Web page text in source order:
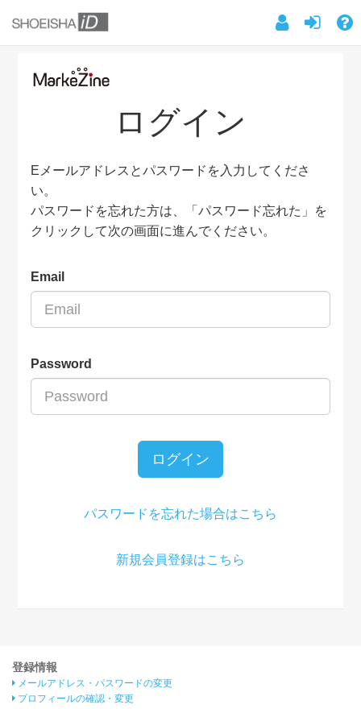
ログイン
Eメールアドレスとパスワードを入力してくださ
い。
パスワードを忘れた方は、「パスワード忘れた」を
クリックして次の画面に進んでください。
Email
Password
ログイン
パスワードを忘れた場合はこちら
新規会員登録はこちら
登録情報
メールアドレス・パスワードの変更
プロフィールの確認・変更